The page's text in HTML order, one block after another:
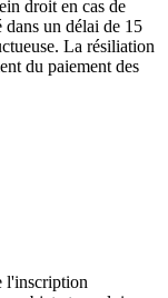
droit en cas de
dans un délai de 15
La résiliation
du paiement des
l'inscription